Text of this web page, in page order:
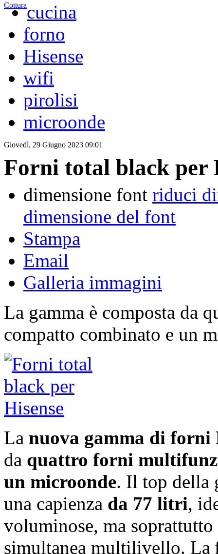
Cotturacucina
forno
Hisense
wifi
pirolisi
microonde
Giovedì, 29 Giugno 2023 09:01
Forni total black per
dimensione font riduci
dimensione del font
Stampa
Email
Galleria immagini
La gamma è composta da
compatto combinato e un
La nuova gamma di forni
da quattro forni
un microonde. Il top della
una capienza da 77 litri,
voluminose, ma
simultanea multilivello. La